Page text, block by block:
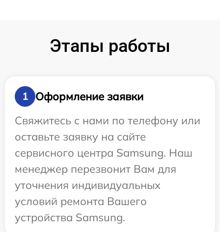
Этапы работы
1
Оформление заявки
Свяжитесь с нами по телефону или
оставьте заявку на сайте
сервисного центра Samsung. Наш
менеджер перезвонит Вам для
уточнения индивидуальных
условий ремонта Вашего
устройства Samsung.